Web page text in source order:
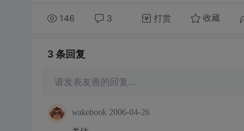
146 3 打赏 收藏
3 条回复
请发表友善的回复…
wakebook 2006-04-26